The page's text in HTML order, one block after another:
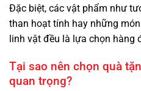
Đặc biệt, các vật phẩm như
than hoạt tính hay những
linh vật đều là lựa chọn hàng
Tại sao nên chọn quà
quan trọng?